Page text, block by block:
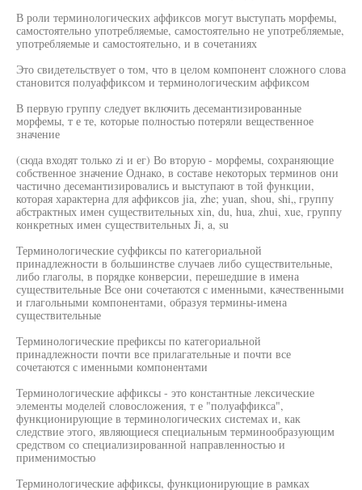
В роли терминологических аффиксов могут выступать морфемы,
самостоятельно употребляемые, самостоятельно не употребляемые,
употребляемые и самостоятельно, и в сочетаниях
Это свидетельствует о том, что в целом компонент сложного слова
становится полуаффиксом и терминологическим аффиксом
В первую группу следует включить десемантизированные
морфемы, т е те, которые полностью потеряли вещественное
значение
(сюда входят только zi и ег) Во вторую - морфемы, сохраняющие
собственное значение Однако, в составе некоторых терминов они
частично десемантизировались и выступают в той функции,
которая характерна для аффиксов jia, zhe; yuan, shou, shi„ группу
абстрактных имен существительных xin, du, hua, zhui, xue, группу
конкретных имен существительных Ji, a, su
Терминологические суффиксы по категориальной
принадлежности в большинстве случаев либо существительные,
либо глаголы, в порядке конверсии, перешедшие в имена
существительные Все они сочетаются с именными, качественными
и глагольными компонентами, образуя термины-имена
существительные
Терминологические префиксы по категориальной
принадлежности почти все прилагательные и почти все
сочетаются с именными компонентами
Терминологические аффиксы - это константные лексические
элементы моделей словосложения, т е "полуаффикса",
функционирующие в терминологических системах и, как
следствие этого, являющиеся специальным терминообразующим
средством со специализированной направленностью и
применимостью
Терминологические аффиксы, функционирующие в рамках